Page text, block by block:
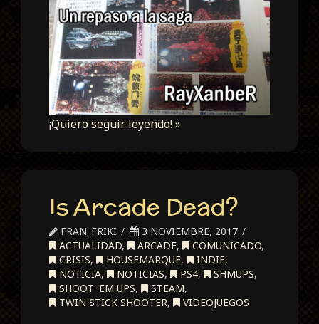
¡Quiero seguir leyendo! »
Is Arcade Dead?
FRAN_FRIKI
3 NOVIEMBRE, 2017
ACTUALIDAD, ARCADE, COMUNICADO,
CRISIS, HOUSEMARQUE, INDIE,
NOTICIA, NOTICIAS, PS4, SHMUPS,
SHOOT 'EM UPS, STEAM,
TWIN STICK SHOOTER, VIDEOJUEGOS